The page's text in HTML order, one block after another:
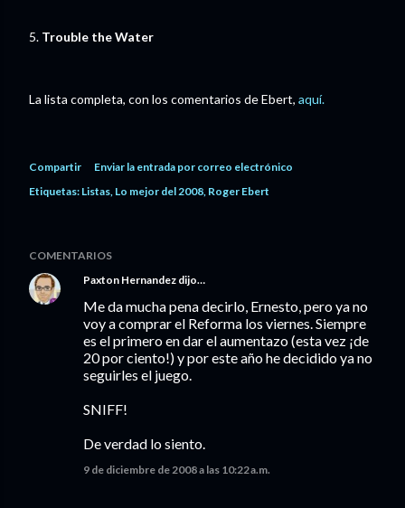
5. Trouble the Water
La lista completa, con los comentarios de Ebert, aquí.
Compartir
Enviar la entrada por correo electrónico
Etiquetas: Listas Lo mejor del 2008 Roger Ebert
COMENTARIOS
Paxton Hernandez dijo…
Me da mucha pena decirlo, Ernesto, pero ya no
voy a comprar el Reforma los viernes. Siempre
es el primero en dar el aumentazo (esta vez ¡de
20 por ciento!) y por este año he decidido ya no
seguirles el juego.
SNIFF!
De verdad lo siento.
9 de diciembre de 2008 a las 10:22 a.m.